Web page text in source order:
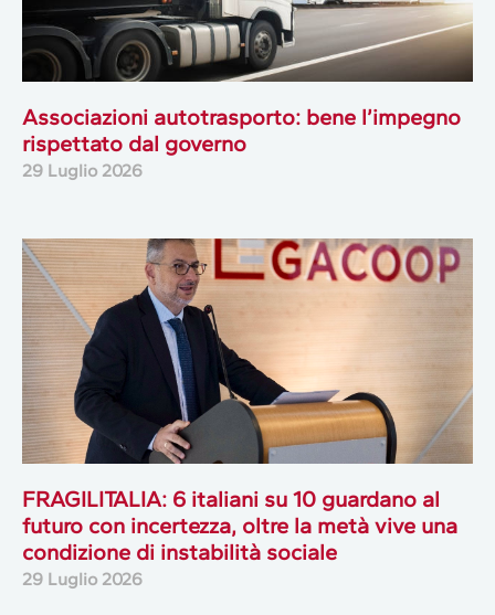
Associazioni autotrasporto: bene l’impegno
rispettato dal governo
29 Luglio 2026
FRAGILITALIA: 6 italiani su 10 guardano al
futuro con incertezza, oltre la metà vive una
condizione di instabilità sociale
29 Luglio 2026